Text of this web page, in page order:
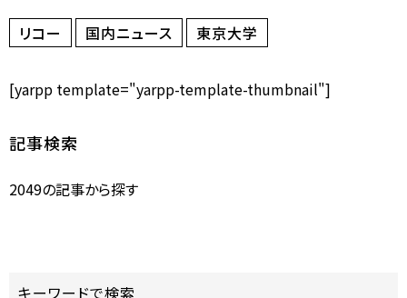
リコー 国内ニュース 東京大学
[yarpp template="yarpp-template-thumbnail"]
記事検索
2049の記事から探す
キーワードで検索